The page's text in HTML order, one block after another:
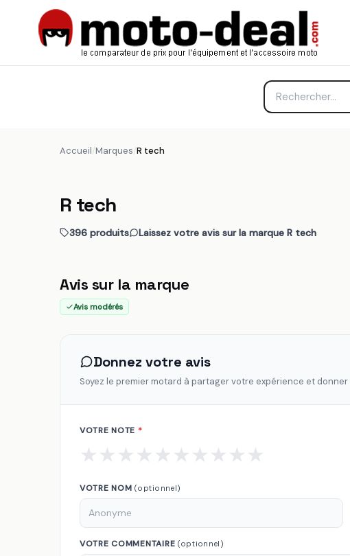
Accueil/Marques/R tech
R tech
396 produits Laissez votre avis sur la marque R tech
Avis sur la marque
Avis modérés
Donnez votre avis
Soyez le premier motard à partager votre expérience et
VOTRE NOTE *
★ ★ ★ ★ ★ ★ ★ ★ ★ ★
VOTRE NOM(optionnel)
VOTRE COMMENTAIRE (optionnel)